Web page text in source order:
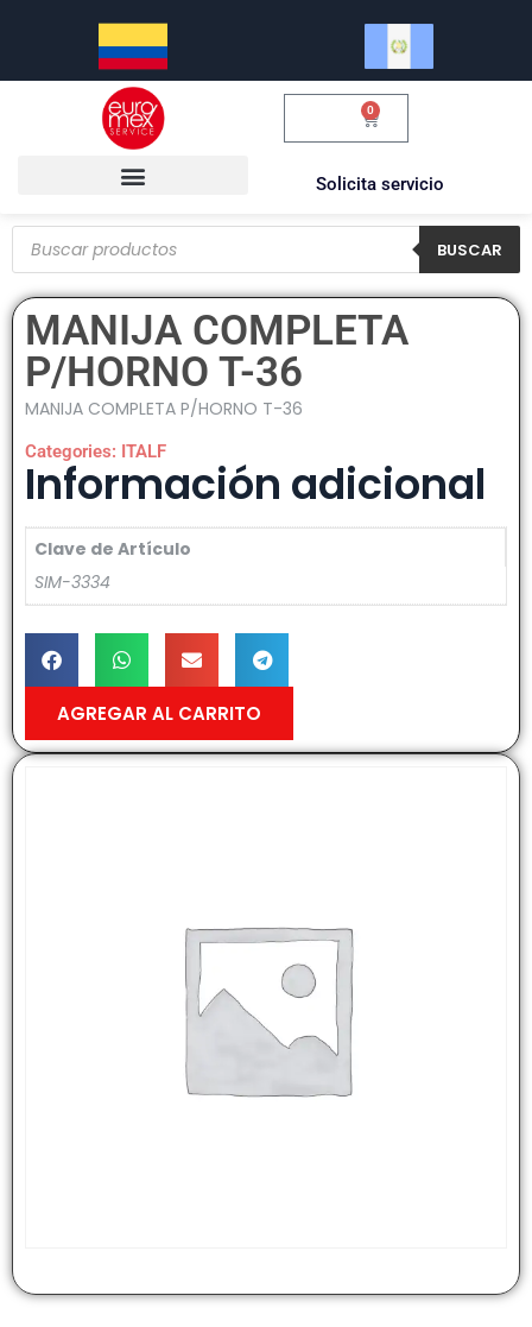
0
Solicita servicio
BUSCAR
MANIJA COMPLETA
P/HORNO T-36
MANIJA COMPLETA P/HORNO T-36
Categories: ITALF
Información adicional
Clave de Artículo
SIM-3334
AGREGAR AL CARRITO